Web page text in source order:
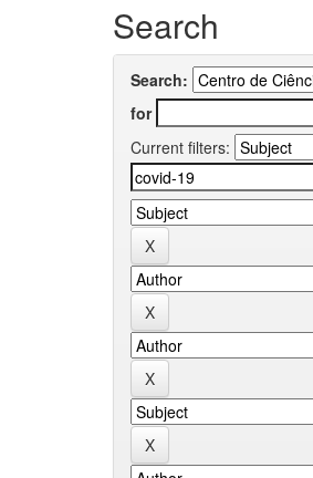
Search
Search:
for
Current filters: